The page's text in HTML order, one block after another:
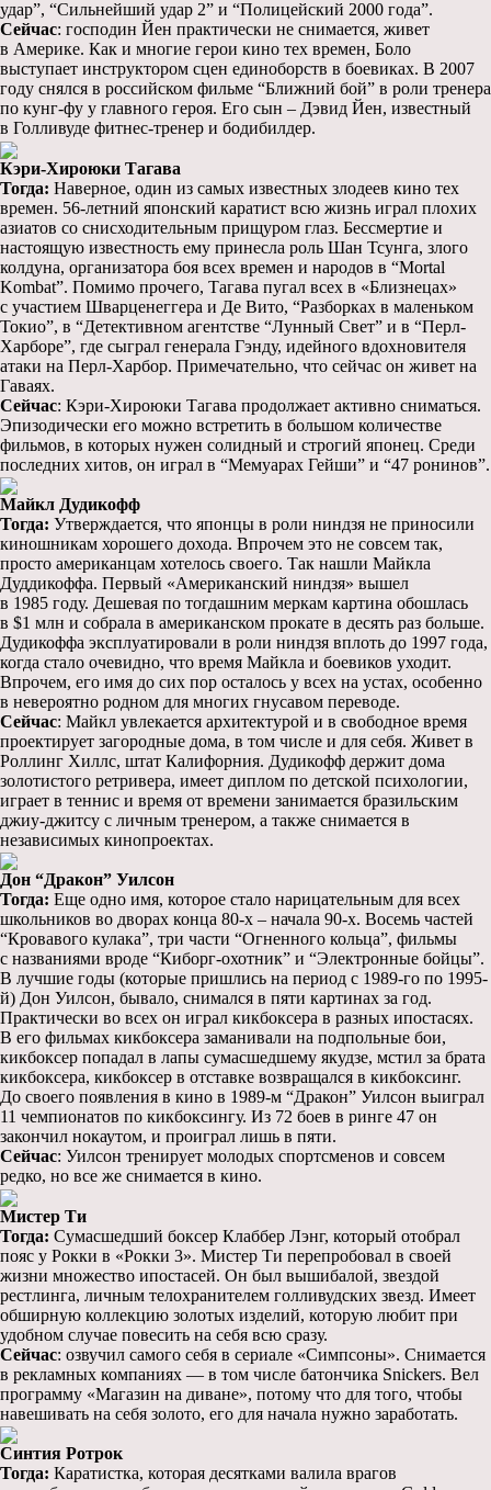
удар”, “Сильнейший удар 2” и “Полицейский 2000 года”.
Сейчас: господин Йен практически не снимается, живет
в Америке. Как и многие герои кино тех времен, Боло
выступает инструктором сцен единоборств в боевиках. В 2007
году снялся в российском фильме “Ближний бой” в роли тренера
по кунг-фу у главного героя. Его сын – Дэвид Йен, известный
в Голливуде фитнес-тренер и бодибилдер.
Кэри-Хироюки Тагава
Тогда: Наверное, один из самых известных злодеев кино тех
времен. 56-летний японcкий каратист всю жизнь играл плохих
азиатов со снисходительным прищуром глаз. Бессмертие и
настоящую известность ему принесла роль Шан Тсунга, злого
колдуна, организатора боя всех времен и народов в “Mortal
Kombat”. Помимо прочего, Тагава пугал всех в «Близнецах»
с участием Шварценеггера и Де Вито, “Разборках в маленьком
Токио”, в “Детективном агентстве “Лунный Свет” и в “Перл-
Харборе”, где сыграл генерала Гэнду, идейного вдохновителя
атаки на Перл-Харбор. Примечательно, что сейчас он живет на
Гаваях.
Сейчас: Кэри-Хироюки Тагава продолжает активно сниматься.
Эпизодически его можно встретить в большом количестве
фильмов, в которых нужен солидный и строгий японец. Среди
последних хитов, он играл в “Мемуарах Гейши” и “47 ронинов”.
Майкл Дудикофф
Тогда: Утверждается, что японцы в роли ниндзя не приносили
киношникам хорошего дохода. Впрочем это не совсем так,
просто американцам хотелось своего. Так нашли Майкла
Дуддикоффа. Первый «Американский ниндзя» вышел
в 1985 году. Дешевая по тогдашним меркам картина обошлась
в $1 млн и собрала в американском прокате в десять раз больше.
Дудикоффа эксплуатировали в роли ниндзя вплоть до 1997 года,
когда стало очевидно, что время Майкла и боевиков уходит.
Впрочем, его имя до сих пор осталось у всех на устах, особенно
в невероятно родном для многих гнусавом переводе.
Сейчас: Майкл увлекается архитектурой и в свободное время
проектирует загородные дома, в том числе и для себя. Живет в
Роллинг Хиллс, штат Калифорния. Дудикофф держит дома
золотистого ретривера, имеет диплом по детской психологии,
играет в теннис и время от времени занимается бразильским
джиу-джитсу с личным тренером, а также снимается в
независимых кинопроектах.
Дон “Дракон” Уилсон
Тогда: Еще одно имя, которое стало нарицательным для всех
школьников во дворах конца 80-х – начала 90-х. Восемь частей
“Кровавого кулака”, три части “Огненного кольца”, фильмы
с названиями вроде “Киборг-охотник” и “Электронные бойцы”.
В лучшие годы (которые пришлись на период с 1989-го по 1995-
й) Дон Уилсон, бывало, снимался в пяти картинах за год.
Практически во всех он играл кикбоксера в разных ипостасях.
В его фильмах кикбоксера заманивали на подпольные бои,
кикбоксер попадал в лапы сумасшедшему якудзе, мстил за брата
кикбоксера, кикбоксер в отставке возвращался в кикбоксинг.
До своего появления в кино в 1989-м “Дракон” Уилсон выиграл
11 чемпионатов по кикбоксингу. Из 72 боев в ринге 47 он
закончил нокаутом, и проиграл лишь в пяти.
Сейчас: Уилсон тренирует молодых спортсменов и совсем
редко, но все же снимается в кино.
Мистер Ти
Тогда: Сумасшедший боксер Клаббер Лэнг, который отобрал
пояс у Рокки в «Рокки 3». Мистер Ти перепробовал в своей
жизни множество ипостасей. Он был вышибалой, звездой
рестлинга, личным телохранителем голливудских звезд. Имеет
обширную коллекцию золотых изделий, которую любит при
удобном случае повесить на себя всю сразу.
Сейчас: озвучил самого себя в сериале «Симпсоны». Снимается
в рекламных компаниях — в том числе батончика Snickers. Вел
программу «Магазин на диване», потому что для того, чтобы
навешивать на себя золото, его для начала нужно заработать.
Синтия Ротрок
Тогда: Каратистка, которая десятками валила врагов